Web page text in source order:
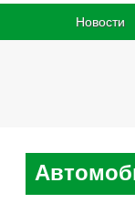
Новости